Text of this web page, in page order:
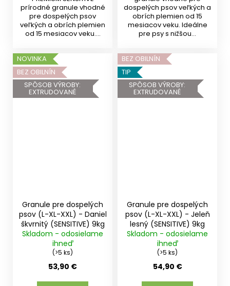
prírodné granule vhodné
pre dospelých psov
veľkých a obrích plemien
od 15 mesiacov veku....
dospelých psov veľkých a
obrích plemien od 15
mesiacov veku. Ideálne
pre psy s nižšou...
NOVINKA
BEZ OBILNÍN
SPÔSOB VÝROBY:
EXTRUDOVANÉ
Granule pre dospelých
psov (L-XL-XXL) - Daniel
škvrnitý (SENSITIVE) 9kg
Skladom - odosielame
ihneď
(>5 ks)
53,90 €
BEZ OBILNÍN
TIP
SPÔSOB VÝROBY:
EXTRUDOVANÉ
Granule pre dospelých
psov (L-XL-XXL) - Jeleň
lesný (SENSITIVE) 9kg
Skladom - odosielame
ihneď
(>5 ks)
54,90 €